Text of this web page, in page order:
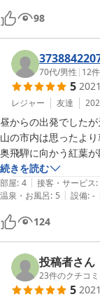
お部屋もお風呂もと
ベッド生活でお布団
敷布団で底当たりせ
おかみさんも旦那さ
また北アルプス方面
ありがとうございまし
98
70代/男性 | 12
5
レジャー 友達
昼からの出発でした
山の市内は思ったよ
奥飛騨に向かう紅葉
た宿　本当に綺麗　
さ　お風呂は内風呂
料理お願いし　私は
の風呂は身体が
熱めに感じた　部屋
身体が火照り本当に
か　紅葉の真っ盛り
も行きたい宿に成り
とうございました
続きを読む
部屋: 4 | 接客・サービス:
温泉・お風呂: 5 | 設備: -
124
投稿者さん
23件のクチコミ
5